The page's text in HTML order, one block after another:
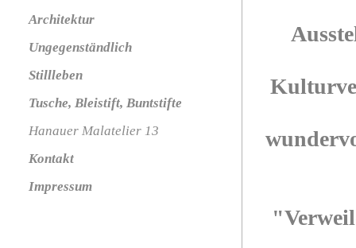
Architektur
Ungegenständlich
Stillleben
Tusche, Bleistift, Buntstifte
Hanauer Malatelier 13
Kontakt
Impressum